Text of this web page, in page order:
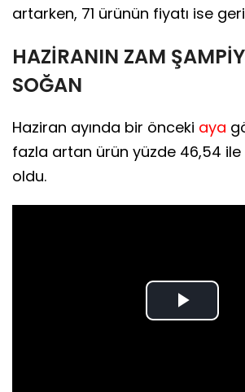
artarken, 71 ürünün fiyatı ise
HAZİRANIN ZAM
SOĞAN
Haziran ayında bir önceki aya
fazla artan ürün yüzde 46,54
oldu.
Play